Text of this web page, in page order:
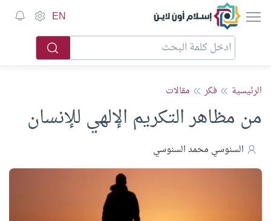
إسلام أون لاين EN
الرئيسية فكر مقالات
من مظاهر التكريم الإلهي للإنسان
السنوسي محمد السنوسي